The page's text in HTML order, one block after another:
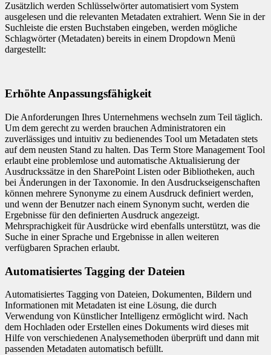
Zusätzlich werden Schlüsselwörter automatisiert vom System
ausgelesen und die relevanten Metadaten extrahiert. Wenn Sie in der
Suchleiste die ersten Buchstaben eingeben, werden mögliche
Schlagwörter (Metadaten) bereits in einem Dropdown Menü
dargestellt:
Erhöhte Anpassungsfähigkeit
Die Anforderungen Ihres Unternehmens wechseln zum Teil täglich.
Um dem gerecht zu werden brauchen Administratoren ein
zuverlässiges und intuitiv zu bedienendes Tool um Metadaten stets
auf dem neusten Stand zu halten. Das Term Store Management Tool
erlaubt eine problemlose und automatische Aktualisierung der
Ausdruckssätze in den SharePoint Listen oder Bibliotheken, auch
bei Änderungen in der Taxonomie. In den Ausdruckseigenschaften
können mehrere Synonyme zu einem Ausdruck definiert werden,
und wenn der Benutzer nach einem Synonym sucht, werden die
Ergebnisse für den definierten Ausdruck angezeigt.
Mehrsprachigkeit für Ausdrücke wird ebenfalls unterstützt, was die
Suche in einer Sprache und Ergebnisse in allen weiteren
verfügbaren Sprachen erlaubt.
Automatisiertes Tagging der Dateien
Automatisiertes Tagging von Dateien, Dokumenten, Bildern und
Informationen mit Metadaten ist eine Lösung, die durch
Verwendung von Künstlicher Intelligenz ermöglicht wird. Nach
dem Hochladen oder Erstellen eines Dokuments wird dieses mit
Hilfe von verschiedenen Analysemethoden überprüft und dann mit
passenden Metadaten automatisch befüllt.